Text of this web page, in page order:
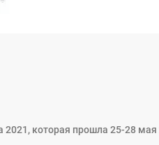
2021, которая прошла 25-28